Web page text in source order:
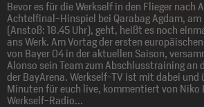
Bevor es für die Werkself in den Flieger nach
Achtelfinal-Hinspiel bei Qarabag Agdam, am
(Anstoß: 18.45 Uhr), geht, heißt es noch
ans Werk. Am Vortag der ersten
von Bayer 04 in der aktuellen Saison,
Alonso sein Team zum Abschlusstraining an
der BayArena. Werkself-TV ist mit dabei und
Minuten für euch live, kommentiert von Niko
Werkself-Radio...